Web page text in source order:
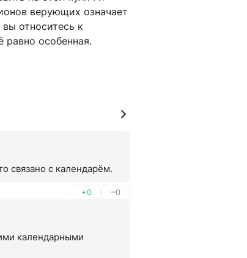
верующих означает
относитесь к
равно особенная.
связано с календарём.
+0 –0
календарными